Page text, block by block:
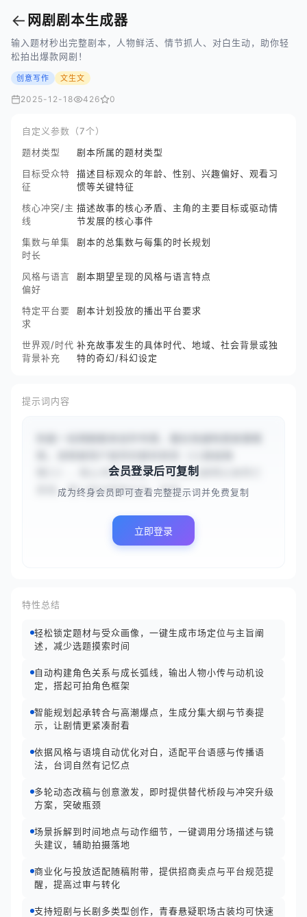
← 网剧剧本生成器
输入题材秒出完整剧本，人物鲜活、情节抓人、对白生动，助你轻
松拍出爆款网剧！
创意写作 文生文
2025-12-18 426 0
自定义参数（7个）
题材类型
剧本所属的题材类型
目标受众特
征
描述目标观众的年龄、性别、兴趣偏好、观看习
惯等关键特征
核心冲突/主
线
描述故事的核心矛盾、主角的主要目标或驱动情
节发展的核心事件
集数与单集
时长
剧本的总集数与每集的时长规划
风格与语言
偏好
剧本期望呈现的风格与语言特点
特定平台要
求
剧本计划投放的播出平台要求
世界观/时代
背景补充
补充故事发生的具体时代、地域、社会背景或独
特的奇幻/科幻设定
提示词内容
理}}）、核心冲突/主线（{{主角为查明父亲死亡
真相，潜入敌对家族企业，却发...
会员登录后可复制
成为终身会员即可查看完整提示词并免费复制
立即登录
特性总结
轻松锁定题材与受众画像，一键生成市场定位与主旨阐
述，减少选题摸索时间
自动构建角色关系与成长弧线，输出人物小传与动机设
定，搭起可拍角色框架
智能规划起承转合与高潮爆点，生成分集大纲与节奏提
示，让剧情更紧凑耐看
依据风格与语境自动优化对白，适配平台语感与传播语
法，台词自然有记忆点
多轮动态改稿与创意激发，即时提供替代桥段与冲突升级
方案，突破瓶颈
场景拆解到时间地点与动作细节，一键调用分场描述与镜
头建议，辅助拍摄落地
商业化与投放适配随稿附带，提供招商卖点与平台规范提
醒，提高过审与转化
支持短剧与长剧多类型创作，青春悬疑职场古装均可快速